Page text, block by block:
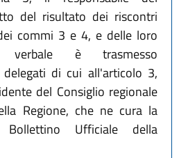
del risultato dei riscontri
commi 3 e 4, e delle loro
verbale è trasmesso
di cui all'articolo 3,
del Consiglio regionale
Regione, che ne cura la
Bollettino Ufficiale della